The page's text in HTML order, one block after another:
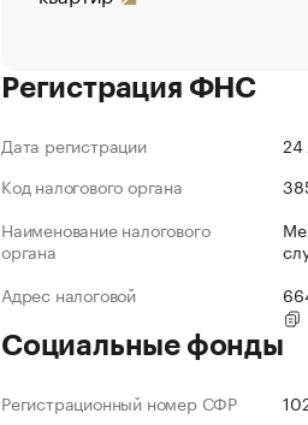
Регистрация ФНС
Дата регистрации
24
Код налогового органа
Наименование налогового
органа
Адрес налоговой
Социальные фонды
Регистрационный номер СФР